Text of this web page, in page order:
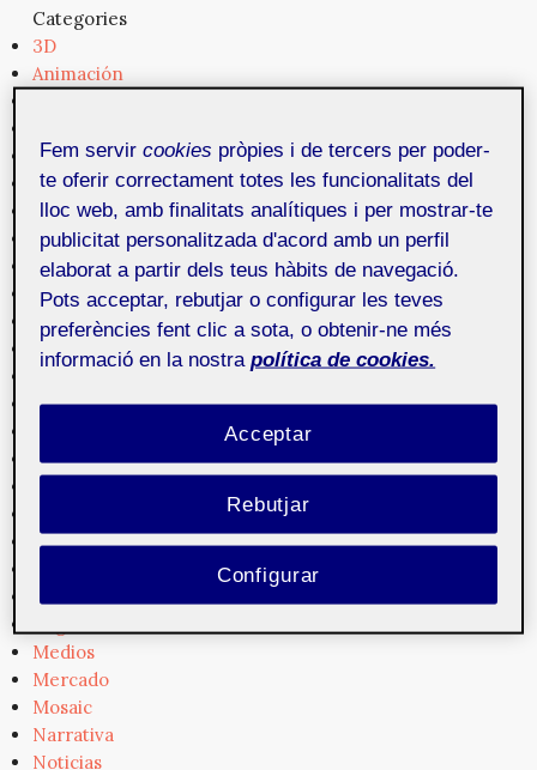
Categories
3D
Animación
Arte
Audio
Creación
Cultura
Cultura digital
Diseño
Dispositivos
Empresa
Formación
Gestión de contenidos
Interacción
Interfaces
Medios
Mercado
Mosaic
Narrativa
Noticias
Fem servircookies pròpies i de tercers per poder-
te oferir correctament totes les funcionalitats del
lloc web, amb finalitats analítiques i per mostrar-te
publicitat personalitzada d'acord amb un perfil
elaborat a partir dels teus hàbits de navegació.
Pots acceptar, rebutjar o configurar les teves
preferències fent clic a sota, o obtenir-ne més
informació en la nostra política de cookies.
Rebutjar
Acceptar
Configurar